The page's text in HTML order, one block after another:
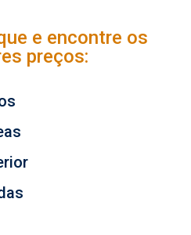
e encontre os
preços: